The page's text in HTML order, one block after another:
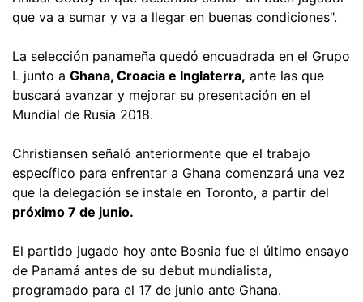
que va a sumar y va a llegar en buenas condiciones".
La selección panameña quedó encuadrada en el Grupo
L junto a Ghana, Croacia e Inglaterra, ante las que
buscará avanzar y mejorar su presentación en el
Mundial de Rusia 2018.
Christiansen señaló anteriormente que el trabajo
específico para enfrentar a Ghana comenzará una vez
que la delegación se instale en Toronto, a partir del
próximo 7 de junio.
El partido jugado hoy ante Bosnia fue el último ensayo
de Panamá antes de su debut mundialista,
programado para el 17 de junio ante Ghana.